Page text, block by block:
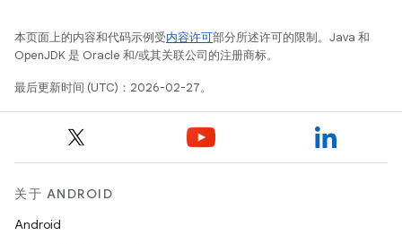
本页面上的内容和代码示例受内容许可部分所述许可的限制。Java 和
OpenJDK 是 Oracle 和/或其关联公司的注册商标。
最后更新时间 (UTC)：2026-02-27。
关于 ANDROID
Android